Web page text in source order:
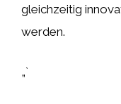
gleichzeitig
werden.
„`